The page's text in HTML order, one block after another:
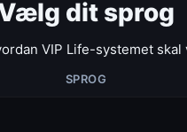
dit sprog
VIP Life-systemet skal
SPROG